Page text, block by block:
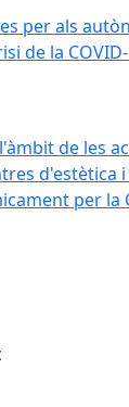
per als
per als
de la
de les
de les
d'estètica i
per la